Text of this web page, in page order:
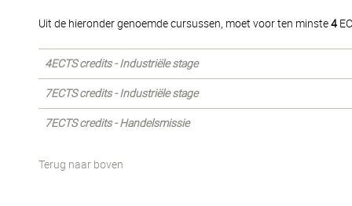
Uit de hieronder genoemde cursussen, moet voor ten minste4
4ECTS credits - Industriële stage
7ECTS credits - Industriële stage
7ECTS credits - Handelsmissie
Terug naar boven